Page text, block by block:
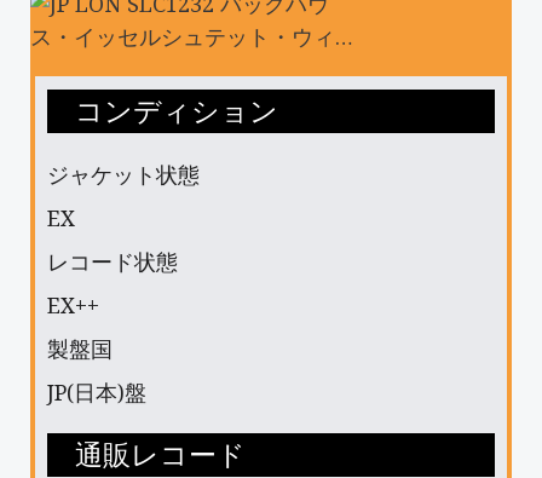
コンディション
ジャケット状態
EX
レコード状態
EX++
製盤国
JP(日本)盤
通販レコード